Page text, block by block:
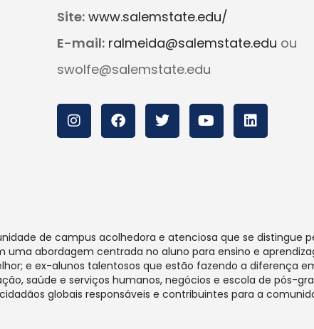
Site: www.salemstate.edu/
E-mail: ralmeida@salemstate.edu ou
swolfe@salemstate.edu
de campus acolhedora e atenciosa que se distingue
abordagem centrada no aluno para ensino e
e ex-alunos talentosos que estão fazendo a diferença
saúde e serviços humanos, negócios e escola de pós-
globais responsáveis ​​e contribuintes para a